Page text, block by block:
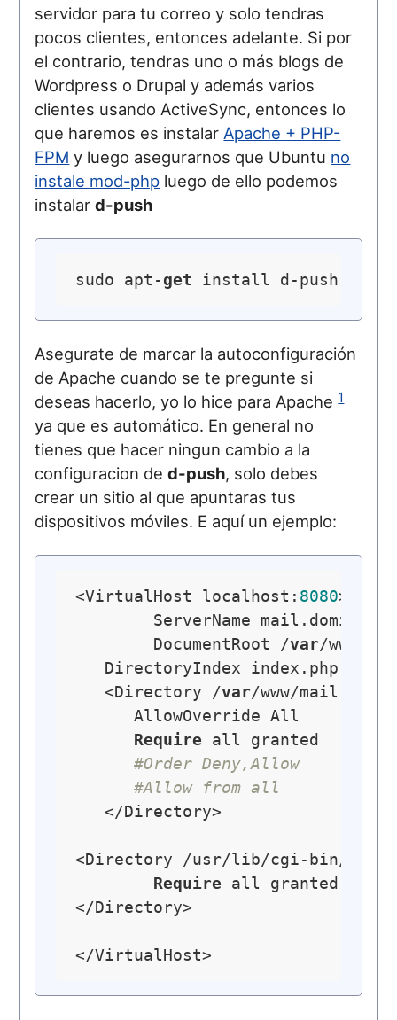
servidor para tu correo y solo tendras
pocos clientes, entonces adelante. Si por
el contrario, tendras uno o más blogs de
Wordpress o Drupal y además varios
clientes usando ActiveSync, entonces lo
que haremos es instalar Apache + PHP-
FPM y luego asegurarnos que Ubuntu no
instale mod-php luego de ello podemos
instalard-push
sudo apt-get
Asegurate de marcar la autoconfiguración
de Apache cuando se te pregunte si
deseas hacerlo, yo lo hice para Apache1
ya que es automático. En general no
tienes que hacer ningun cambio a la
configuracion ded-push, solo debes
crear un sitio al que apuntaras tus
dispositivos móviles. E aquí un ejemplo:
<VirtualHost localhost: 8080>
ServerName
        DocumentRoot /
var/www/
   DirectoryIndex index.php
   <Directory /
var/www/
      AllowOverride All
Require all granted
#Order Deny,Allow
#Allow from all
   </Directory>
<Directory /usr/lib/cgi-bin/>
Require all granted
</Directory>